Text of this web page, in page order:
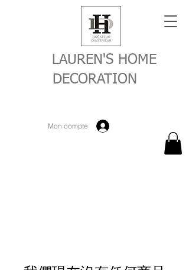
LAUREN'S HOME
DECORATION
Mon compte